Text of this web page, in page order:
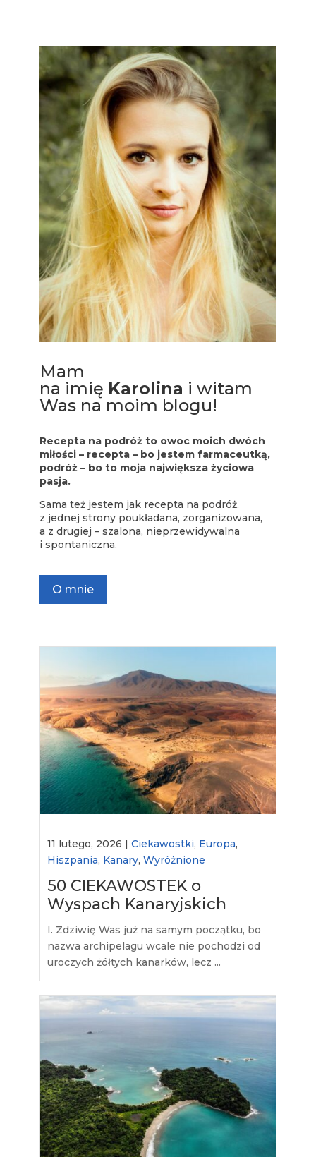
Mam
na imię Karolina i witam
Was na moim blogu!
Recepta na podróż to owoc moich dwóch
miłości – recepta – bo jestem farmaceutką,
podróż – bo to moja największa życiowa
pasja.
Sama też jestem jak recepta na podróż,
z jednej strony poukładana, zorganizowana,
a z drugiej – szalona, nieprzewidywalna
i spontaniczna.
O mnie
11 lutego, 2026 | Ciekawostki, Europa,
Hiszpania, Kanary, Wyróżnione
50 CIEKAWOSTEK o
Wyspach Kanaryjskich
I. Zdziwię Was już na samym początku, bo
nazwa archipelagu wcale nie pochodzi od
uroczych żółtych kanarków, lecz ...